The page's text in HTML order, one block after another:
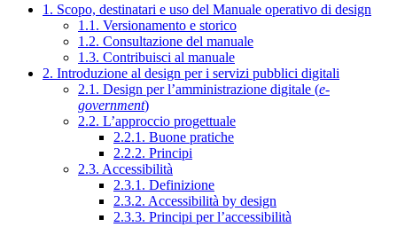
1. Scopo, destinatari e uso del Manuale operativo di design
1.1. Versionamento e storico
1.2. Consultazione del manuale
1.3. Contribuisci al manuale
2. Introduzione al design per i servizi pubblici digitali
2.1. Design per l’amministrazione digitale (e-
government)
2.2. L’approccio progettuale
2.2.1. Buone pratiche
2.2.2. Principi
2.3. Accessibilità
2.3.1. Definizione
2.3.2. Accessibilità by design
2.3.3. Principi per l’accessibilità